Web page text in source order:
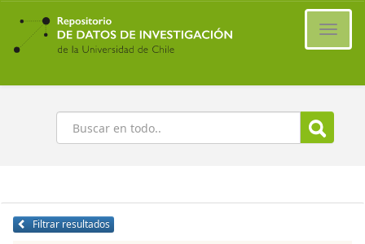
Ir
contenido
principal
Buscar
Filtrar resultados